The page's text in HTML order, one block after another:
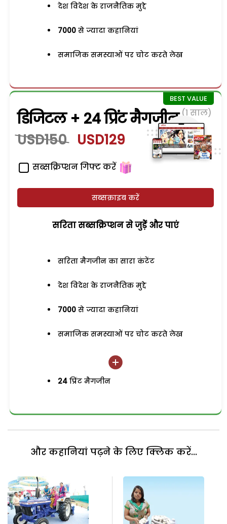
देश विदेश के राजनैतिक मुद्दे
7000 से ज्यादा कहानियां
समाजिक समस्याओं पर चोट करते लेख
डिजिटल + 24 प्रिंट मैगजीन (1 साल)
USD150 USD129
सब्सक्रिप्शन गिफ्ट करें
सब्सक्राइब करें
सरिता सब्सक्रिप्शन से जुड़ेें और पाएं
सरिता मैगजीन का सारा कंटेंट
देश विदेश के राजनैतिक मुद्दे
7000 से ज्यादा कहानियां
समाजिक समस्याओं पर चोट करते लेख
24 प्रिंट मैगजीन
और कहानियां पढ़ने के लिए क्लिक करें...